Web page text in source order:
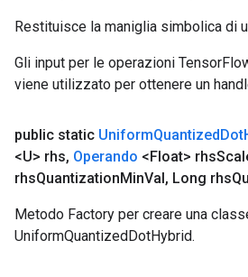
Restituisce la maniglia simbolica di
Gli input per le operazioni
viene utilizzato per ottenere un
public static UniformQuantizedDot
<U> rhs, Operando <Float> rhs
rhsQuantizationMinVal, Long rhs
Metodo Factory per creare una
UniformQuantizedDotHybrid.